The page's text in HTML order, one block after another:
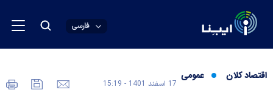
فارسی
اقتصاد کلان عمومی
17 اسفند 1401 - 15:19